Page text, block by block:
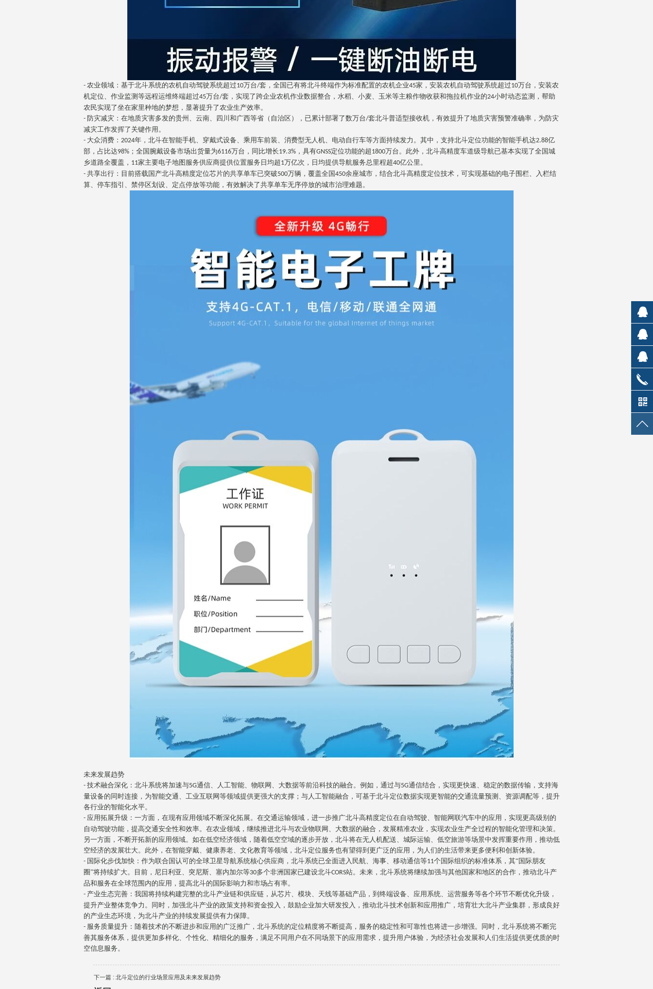
- 农业领域：基于北斗系统的农机自动驾驶系统超过10万台/套，全国已有将北斗终端作为标准配置的农机企业45家，安装农机自动驾驶系统超过10万台，安装农
机定位、作业监测等远程运维终端超过45万台/套，实现了跨企业农机作业数据整合，水稻、小麦、玉米等主粮作物收获和拖拉机作业的24小时动态监测，帮助
农民实现了坐在家里种地的梦想，显著提升了农业生产效率。
- 防灾减灾：在地质灾害多发的贵州、云南、四川和广西等省（自治区），已累计部署了数万台/套北斗普适型接收机，有效提升了地质灾害预警准确率，为防灾
减灾工作发挥了关键作用。
- 大众消费： 2024年，北斗在智能手机、穿戴式设备、乘用车前装、消费型无人机、电动自行车等方面持续发力。其中，支持北斗定位功能的智能手机达2.88亿
部，占比达98% ；全国腕戴设备市场出货量为6116万台，同比增长19.3% ，具有GNSS定位功能的超 1800万台。此外，北斗高精度车道级导航已基本实现了全国城
乡道路全覆盖， 11家主要电子地图服务供应商提供位置服务日均超 1万亿次，日均提供导航服务总里程超40亿公里。
- 共享出行：目前搭载国产北斗高精度定位芯片的共享单车已突破500万辆，覆盖全国 450余座城市，结合北斗高精度定位技术，可实现基础的电子围栏、入栏结
算、停车指引、禁停区划设、定点停放等功能，有效解决了共享单车无序停放的城市治理难题。
未来发展趋势
- 技术融合深化：北斗系统将加速与5G通信、人工智能、物联网、大数据等前沿科技的融合。例如，通过与5G通信结合，实现更快速、稳定的数据传输，支持海
量设备的同时连接，为智能交通、工业互联网等领域提供更强大的支撑；与人工智能融合，可基于北斗定位数据实现更智能的交通流量预测、资源调配等，提升
各行业的智能化水平。
- 应用拓展升级：一方面，在现有应用领域不断深化拓展。在交通运输领域，进一步推广北斗高精度定位在自动驾驶、智能网联汽车中的应用，实现更高级别的
自动驾驶功能，提高交通安全性和效率。在农业领域，继续推进北斗与农业物联网、大数据的融合，发展精准农业，实现农业生产全过程的智能化管理和决策。
另一方面，不断开拓新的应用领域。如在低空经济领域，随着低空空域的逐步开放，北斗将在无人机配送、城际运输、低空旅游等场景中发挥重要作用，推动低
空经济的发展壮大。此外，在智能穿戴、健康养老、文化教育等领域，北斗定位服务也有望得到更广泛的应用，为人们的生活带来更多便利和创新体验。
- 国际化步伐加快：作为联合国认可的全球卫星导航系统核心供应商，北斗系统已全面进入民航、海事、移动通信等11个国际组织的标准体系，其“国际朋友
圈”将持续扩大。目前，尼日利亚、突尼斯、塞内加尔等30多个非洲国家已建设北斗CORS站。未来，北斗系统将继续加强与其他国家和地区的合作，推动北斗产
品和服务在全球范围内的应用，提高北斗的国际影响力和市场占有率。
- 产业生态完善：我国将持续构建完整的北斗产业链和供应链，从芯片、模块、天线等基础产品，到终端设备、应用系统、运营服务等各个环节不断优化升级，
提升产业整体竞争力。同时，加强北斗产业的政策支持和资金投入，鼓励企业加大研发投入，推动北斗技术创新和应用推广，培育壮大北斗产业集群，形成良好
的产业生态环境，为北斗产业的持续发展提供有力保障。
- 服务质量提升：随着技术的不断进步和应用的广泛推广，北斗系统的定位精度将不断提高，服务的稳定性和可靠性也将进一步增强。同时，北斗系统将不断完
善其服务体系，提供更加多样化、个性化、精细化的服务，满足不同用户在不同场景下的应用需求，提升用户体验，为经济社会发展和人们生活提供更优质的时
空信息服务。
下一篇 : 北斗定位的行业场景应用及未来发展趋势
市场销
售
平台客
服
售后服
务